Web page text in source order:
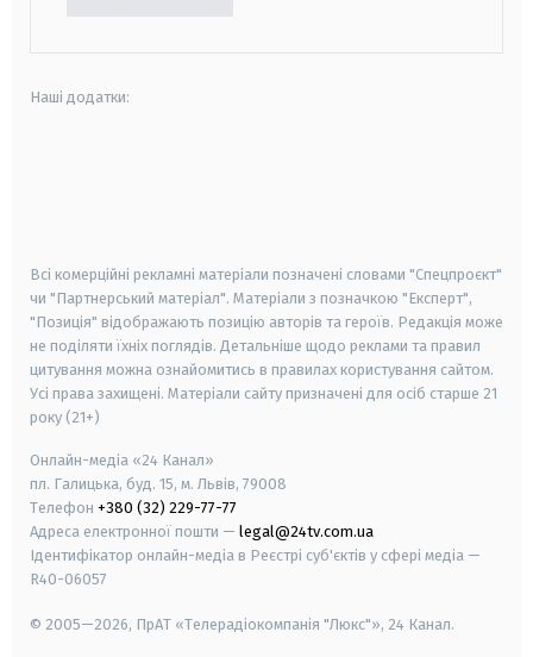
Наші додатки:
Всі комерційні рекламні матеріали позначені словами "Спецпроєкт"
чи "Партнерський матеріал". Матеріали з позначкою "Експерт",
"Позиція" відображають позицію авторів та героїв. Редакція може
не поділяти їхніх поглядів. Детальніше щодо реклами та правил
цитування можна ознайомитись в правилах користування сайтом.
Усі права захищені. Матеріали сайту призначені для осіб старше 21
року (21+)
Онлайн-медіа «24 Канал»
пл. Галицька, буд. 15, м. Львів, 79008
Телефон +380 (32) 229-77-77
Адреса електронної пошти — legal@24tv.com.ua
Ідентифікатор онлайн-медіа в Реєстрі суб'єктів у сфері медіа —
R40-06057
© 2005—2026, ПрАТ «Телерадіокомпанія "Люкс"», 24 Канал.